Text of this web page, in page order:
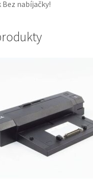
nabíjačky!